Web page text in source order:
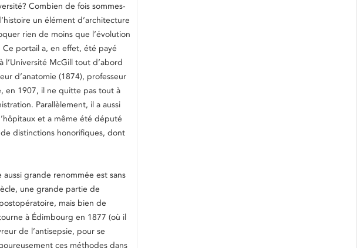
Combien de fois sommes-
un élément d’architecture
rien de moins que l’évolution
portail a, en effet, été payé
l’Université McGill tout d’abord
d’anatomie (1874), professeur
en 1907, il ne quitte pas tout à
Parallèlement, il a aussi
et a même été député
distinctions honorifiques, dont
grande renommée est sans
une grande partie de
mais bien de
à Édimbourg en 1877 (où il
de l’antisepsie, pour se
ces méthodes dans